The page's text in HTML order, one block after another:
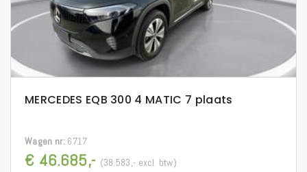
MERCEDES EQB 300 4 MATIC 7 plaats
Wagen nr:6717
€ 46.685,- (38.583,- excl. btw)